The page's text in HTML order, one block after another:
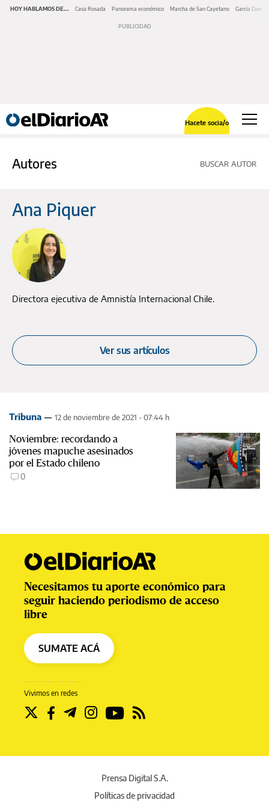
HOY HABLAMOS DE... Casa Rosada Panorama económico Marcha de San Cayetano García Cuerva
Hacete socia/o
Autores BUSCAR AUTOR
Ana Piquer
Directora ejecutiva de Amnistía Internacional Chile.
Ver sus artículos
Tribuna 12 de noviembre de 2021 - 07:44 h
Noviembre: recordando a
jóvenes mapuche asesinados
por el Estado chileno
0
Vivimos en redes
Necesitamos tu aporte económico para
seguir haciendo periodismo de acceso
libre
SUMATE ACÁ
Prensa Digital S.A.
Políticas de privacidad